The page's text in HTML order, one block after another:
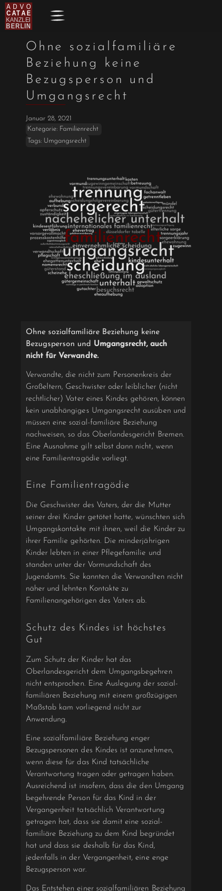
Ohne sozialfamiliäre
Beziehung keine
Bezugsperson und
Umgangsrecht
Januar 28, 2021
Kategorie: Familienrecht
Tags: Umgangsrecht
Ohne sozialfamiliäre Beziehung keine
Bezugsperson und Umgangsrecht, auch
nicht für Verwandte.
Verwandte, die nicht zum Personenkreis der
Großeltern, Geschwister oder leiblicher (nicht
rechtlicher) Vater eines Kindes gehören, können
kein unabhängiges Umgangsrecht ausüben und
müssen eine sozial-familiäre Beziehung
nachweisen, so das Oberlandesgericht Bremen.
Eine Ausnahme gilt selbst dann nicht, wenn
eine Familientragödie vorliegt.
Eine Familientragödie
Die Geschwister des Vaters, der die Mutter
seiner drei Kinder getötet hatte, wünschten sich
Umgangskontakte mit ihnen, weil die Kinder zu
ihrer Familie gehörten. Die minderjährigen
Kinder lebten in einer Pflegefamilie und
standen unter der Vormundschaft des
Jugendamts. Sie kannten die Verwandten nicht
näher und lehnten Kontakte zu
Familienangehörigen des Vaters ab.
Schutz des Kindes ist höchstes
Gut
Zum Schutz der Kinder hat das
Oberlandesgericht dem Umgangsbegehren
nicht entsprochen. Eine Auslegung der sozial­
familiären Beziehung mit einem großzügigen
Maßstab kam vorliegend nicht zur
Anwendung.
Eine sozial­familiäre Beziehung enger
Bezugspersonen des Kindes ist anzuneh­men,
wenn diese für das Kind tatsächliche
Verantwortung tragen oder getragen haben.
Ausrei­chend ist insofern, dass die den Umgang
begehrende Person für das Kind in der
Vergangenheit tatsächlich Verantwortung
getragen hat, dass sie damit eine sozial­
familiäre Beziehung zu dem Kind begründet
hat und dass sie deshalb für das Kind,
jedenfalls in der Vergangenheit, eine enge
Bezugsperson war.
Das Entstehen einer sozial­familiären Beziehung